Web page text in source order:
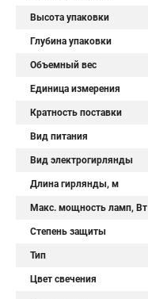
Высота упаковки
Глубина упаковки
Объемный вес
Единица измерения
Кратность поставки
Вид питания
Вид электрогирлянды
Длина гирлянды, м
Макс. мощность ламп, Вт
Степень защиты
Тип
Цвет свечения